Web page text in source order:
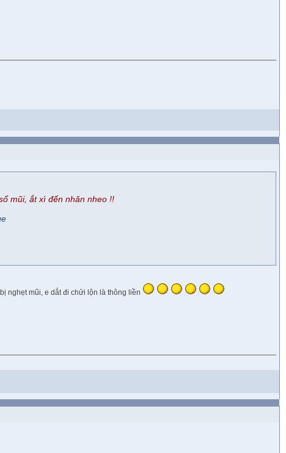
mũi, ắt xì đến nhăn nheo !!
nghẹt mũi, e dắt đi chửi lộn là thông liền